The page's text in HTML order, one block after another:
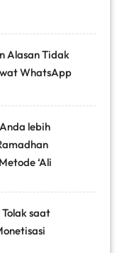
Alasan Tidak
WhatsApp
lebih
‘Ali
saat